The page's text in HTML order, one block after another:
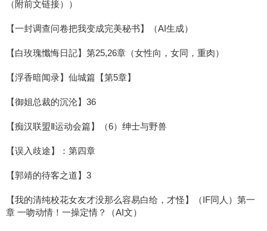
（附前文链接））
【一封调查问卷把我变成完美秘书】（AI生成）
【白玫瑰懺悔日記】第25,26章（女性向，女同，重肉）
【浮香暗闻录】仙城篇【第5章】
【御姐总裁的沉沦】36
【痴汉联盟Ⅱ运动会篇】（6）绅士与野兽
【误入歧途】：第四章
【郭靖的待客之道】3
【我的清纯校花女友才没那么容易白给，才怪】（IF同人）第一
章 一吻动情！一操定情？（AI文）